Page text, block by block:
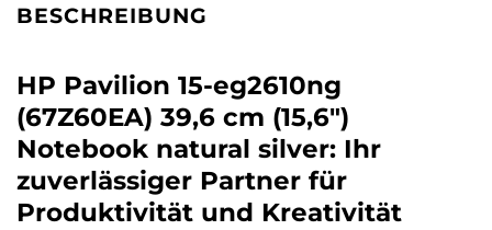
BESCHREIBUNG
HP Pavilion 15-eg2610ng
(67Z60EA) 39,6 cm (15,6″)
Notebook natural silver: Ihr
zuverlässiger Partner für
Produktivität und Kreativität